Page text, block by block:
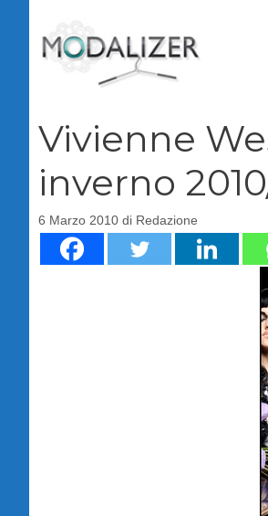
contenuto
Vivienne
inverno
6 Marzo 2010 di Redazione